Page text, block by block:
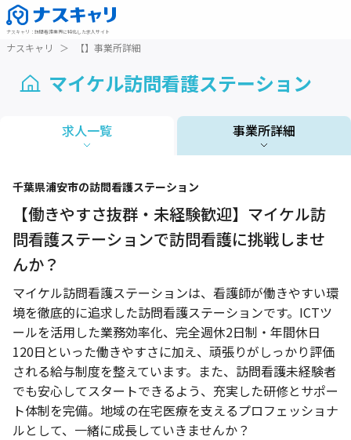
ナスキャリ ： 訪問看護業界に特化した求人サイト
ナスキャリ ＞ 【】事業所詳細
マイケル訪問看護ステーション
求人一覧 事業所詳細
1 / 1
千葉県浦安市の訪問看護ステーション
【働きやすさ抜群・未経験歓迎】マイケル訪
問看護ステーションで訪問看護に挑戦しませ
んか？
マイケル訪問看護ステーションは、看護師が働きやすい環
境を徹底的に追求した訪問看護ステーションです。ICTツ
ールを活用した業務効率化、完全週休2日制・年間休日
120日といった働きやすさに加え、頑張りがしっかり評価
される給与制度を整えています。また、訪問看護未経験者
でも安心してスタートできるよう、充実した研修とサポー
ト体制を完備。地域の在宅医療を支えるプロフェッショナ
ルとして、一緒に成長していきませんか？